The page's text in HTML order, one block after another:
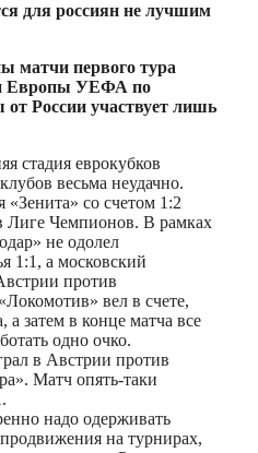
для россиян не лучшим
матчи первого тура
Европы УЕФА по
России участвует лишь
стадия еврокубков
весьма неудачно.
«Зенита» со счетом 1:2
Лиге Чемпионов. В рамках
не одолел
1:1, а московский
против
вел в счете,
а затем в конце матча все
одно очко.
в Австрии против
Матч опять-таки
надо одерживать
на турнирах,